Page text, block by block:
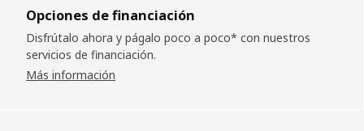
Opciones de financiación
Disfrútalo ahora y págalo poco a poco* con nuestros
servicios de financiación.
Más información